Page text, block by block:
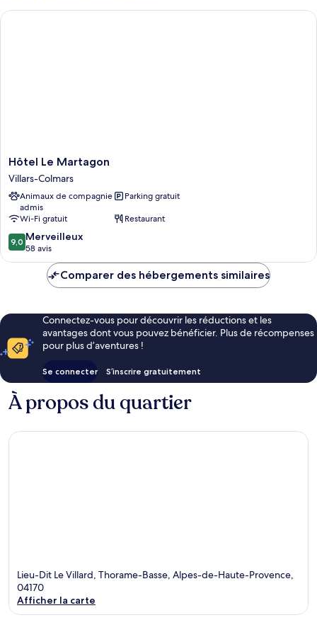
Hôtel
Le
Martagon
Villars-
Colmars
Hôtel Le Martagon
Villars-Colmars
Animaux de compagnie
admis
Parking gratuit
Wi-Fi gratuit
Restaurant
9.0
sur
10,
Merveilleux,
9,0 Merveilleux
58 avis
Hôtel Le Martagon
Comparer des hébergements similaires
Connectez-vous pour découvrir les réductions et les
avantages dont vous pouvez bénéficier. Plus de récompenses
pour plus d’aventures !
Se connecter S’inscrire gratuitement
À propos du quartier
Lieu-Dit Le Villard, Thorame-Basse, Alpes-de-Haute-Provence,
04170
Afficher la carte